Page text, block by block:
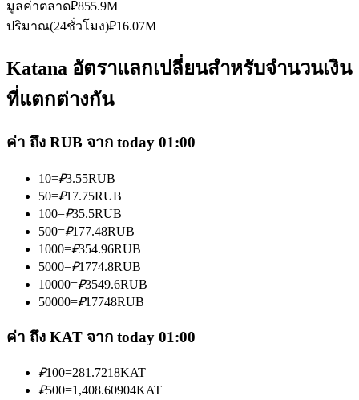
เพลิดเพลินกับการแบ่งปันผลกำไรและค่าคอมมิชชั่นการคัด
ลอกการซื้อขาย
ข้อมูล
มูลค่าตลาด₽855.9M
ปริมาณ(24ชั่วโมง)₽16.07M
Katana อัตราแลกเปลี่ยนสำหรับจำนวนเงิน
ที่แตกต่างกัน
ค่า ถึง RUB จาก today 01:00
10=₽3.55RUB
50=₽17.75RUB
100=₽35.5RUB
500=₽177.48RUB
1000=₽354.96RUB
5000=₽1774.8RUB
10000=₽3549.6RUB
50000=₽17748RUB
ค่า ถึง KAT จาก today 01:00
₽100=281.7218KAT
₽500=1,408.60904KAT